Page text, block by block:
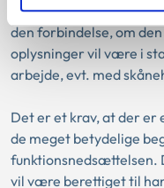
karakter i forhold til
den forbindelse, om
oplysninger vil være i
arbejde, evt. med
Det er et krav, at der
de meget betydelige
funktionsnedsættelsen.
vil være berettiget til